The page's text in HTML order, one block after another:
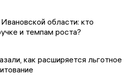
области: кто
и темпам роста?
как расширяется льготное